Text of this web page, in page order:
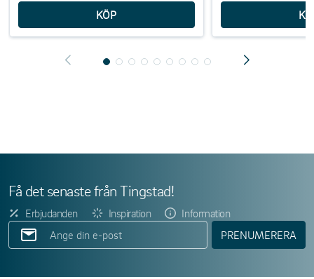
Få det senaste från Tingstad!
Erbjudanden Inspiration
Information
PRENUMERERA